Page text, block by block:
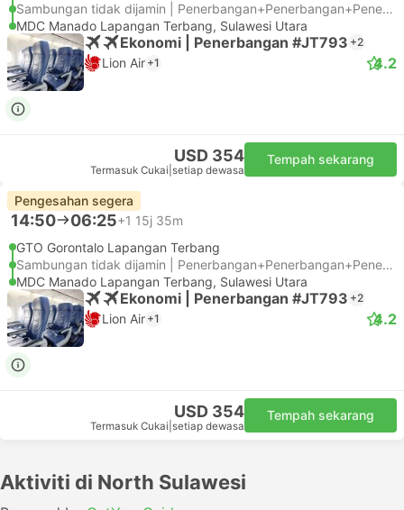
Sambungan tidak dijamin | Penerbangan+Penerbangan+Penerbangan
MDC Manado Lapangan Terbang, Sulawesi Utara
Ekonomi | Penerbangan #JT793 +2
Lion Air +1 4.2
USD 354
Termasuk Cukai setiap dewasa
Tempah sekarang
Pengesahan segera
14:50 06:25+1 15j 35m
GTO Gorontalo Lapangan Terbang
Sambungan tidak dijamin | Penerbangan+Penerbangan+Penerbangan
MDC Manado Lapangan Terbang, Sulawesi Utara
Ekonomi | Penerbangan #JT793 +2
Lion Air +1 4.2
USD 354
Termasuk Cukai setiap dewasa
Tempah sekarang
Aktiviti di North Sulawesi